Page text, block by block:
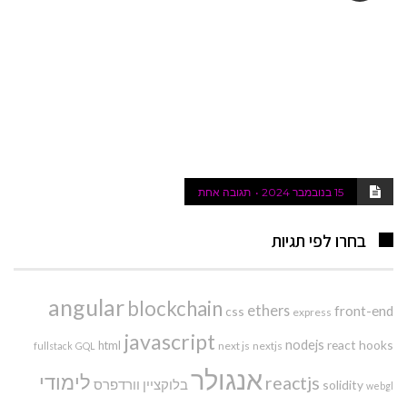
15 בנובמבר 2024 תגובה אחת
בחרו לפי תגיות
angularblockchain css ethers express front-end
fullstack GQL html javascript next js nextjs nodejs react hooks
reactjs solidity webgl אנגולר בלוקציין וורדפרס לימודי